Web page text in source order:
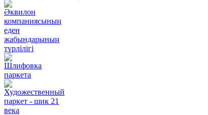
Әквилон
компаниясының
еден
жабындарының
түрлілігі
Шлифовка
паркета
Художественный
паркет - шик 21
века